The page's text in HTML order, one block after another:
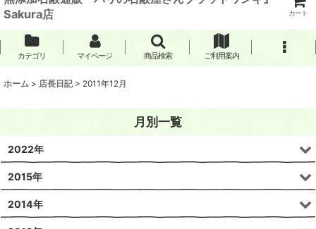
Sakura店
カート
カテゴリ マイページ 商品検索 ご利用案内
ホーム > 店長日記 > 2011年12月
月別一覧
2022年
2015年
2014年